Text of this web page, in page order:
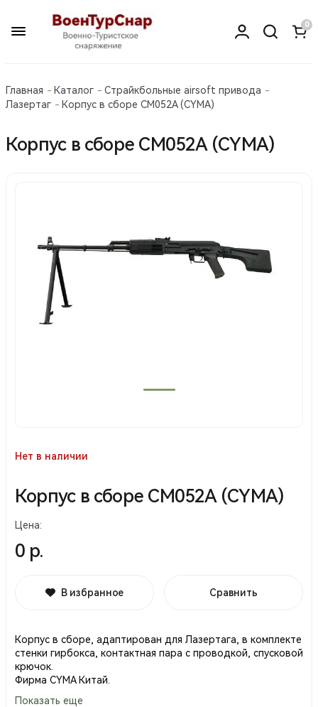
0
Главная Каталог
Страйкбольные airsoft привода
Лазертаг
Корпус в сборе СМ052A (CYMA)
Корпус в сборе СМ052A (CYMA)
Нет в наличии
Корпус в сборе СМ052A (CYMA)
Цена:
0 р.
В избранное Сравнить
Корпус в сборе, адаптирован для Лазертага, в комплекте
стенки гирбокса, контактная пара с проводкой, спусковой
крючок.
Фирма CYMA Китай.
Показать еще